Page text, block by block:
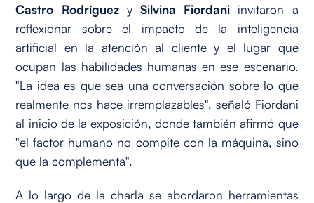
Castro RodríguezySilvina Fiordani invitaron a
reflexionar sobre el impacto de la inteligencia
artificial en la atención al cliente y el lugar que
ocupan las habilidades humanas en ese escenario.
"La idea es que sea una conversación sobre lo que
realmente nos hace irremplazables", señaló Fiordani
al inicio de la exposición, donde también afirmó que
"el factor humano no compite con la máquina, sino
que la complementa".
A lo largo de la charla se abordaron herramientas